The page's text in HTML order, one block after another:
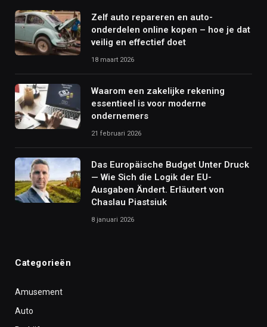
Zelf auto repareren en auto-
onderdelen online kopen – hoe je dat
veilig en effectief doet
18 maart 2026
Waarom een zakelijke rekening
essentieel is voor moderne
ondernemers
21 februari 2026
Das Europäische Budget Unter Druck
— Wie Sich die Logik der EU-
Ausgaben Ändert. Erläutert von
Chaslau Piastsiuk
8 januari 2026
Categorieën
Amusement
Auto